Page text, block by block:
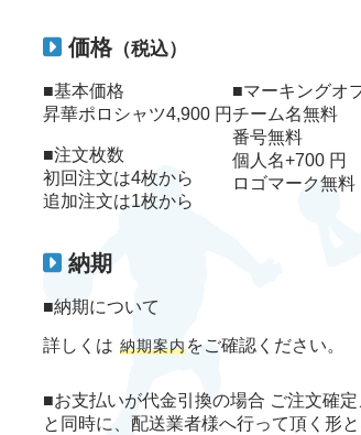
価格 （税込）
■基本価格
昇華ポロシャツ4,900 円
■注文枚数
初回注文は4枚から
追加注文は1枚から
■マーキングオ
チーム名無料
番号無料
個人名+700 円
ロゴマーク無料
納期
■納期について
詳しくは 納期案内をご確認ください。
■お支払いが代金引換の場合 ご注文確
と同時に、配送業者様へ行って頂く形